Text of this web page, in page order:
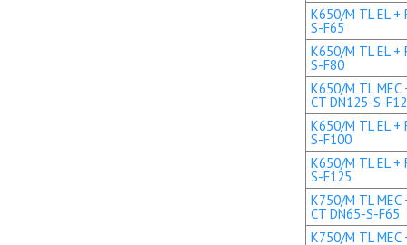
K650/M TL EL +
S-F65
K650/M TL EL +
S-F80
K650/M TL MEC
CT DN125-S-
K650/M TL EL +
S-F100
K650/M TL EL +
S-F125
K750/M TL MEC
CT DN65-S-F65
K750/M TL MEC